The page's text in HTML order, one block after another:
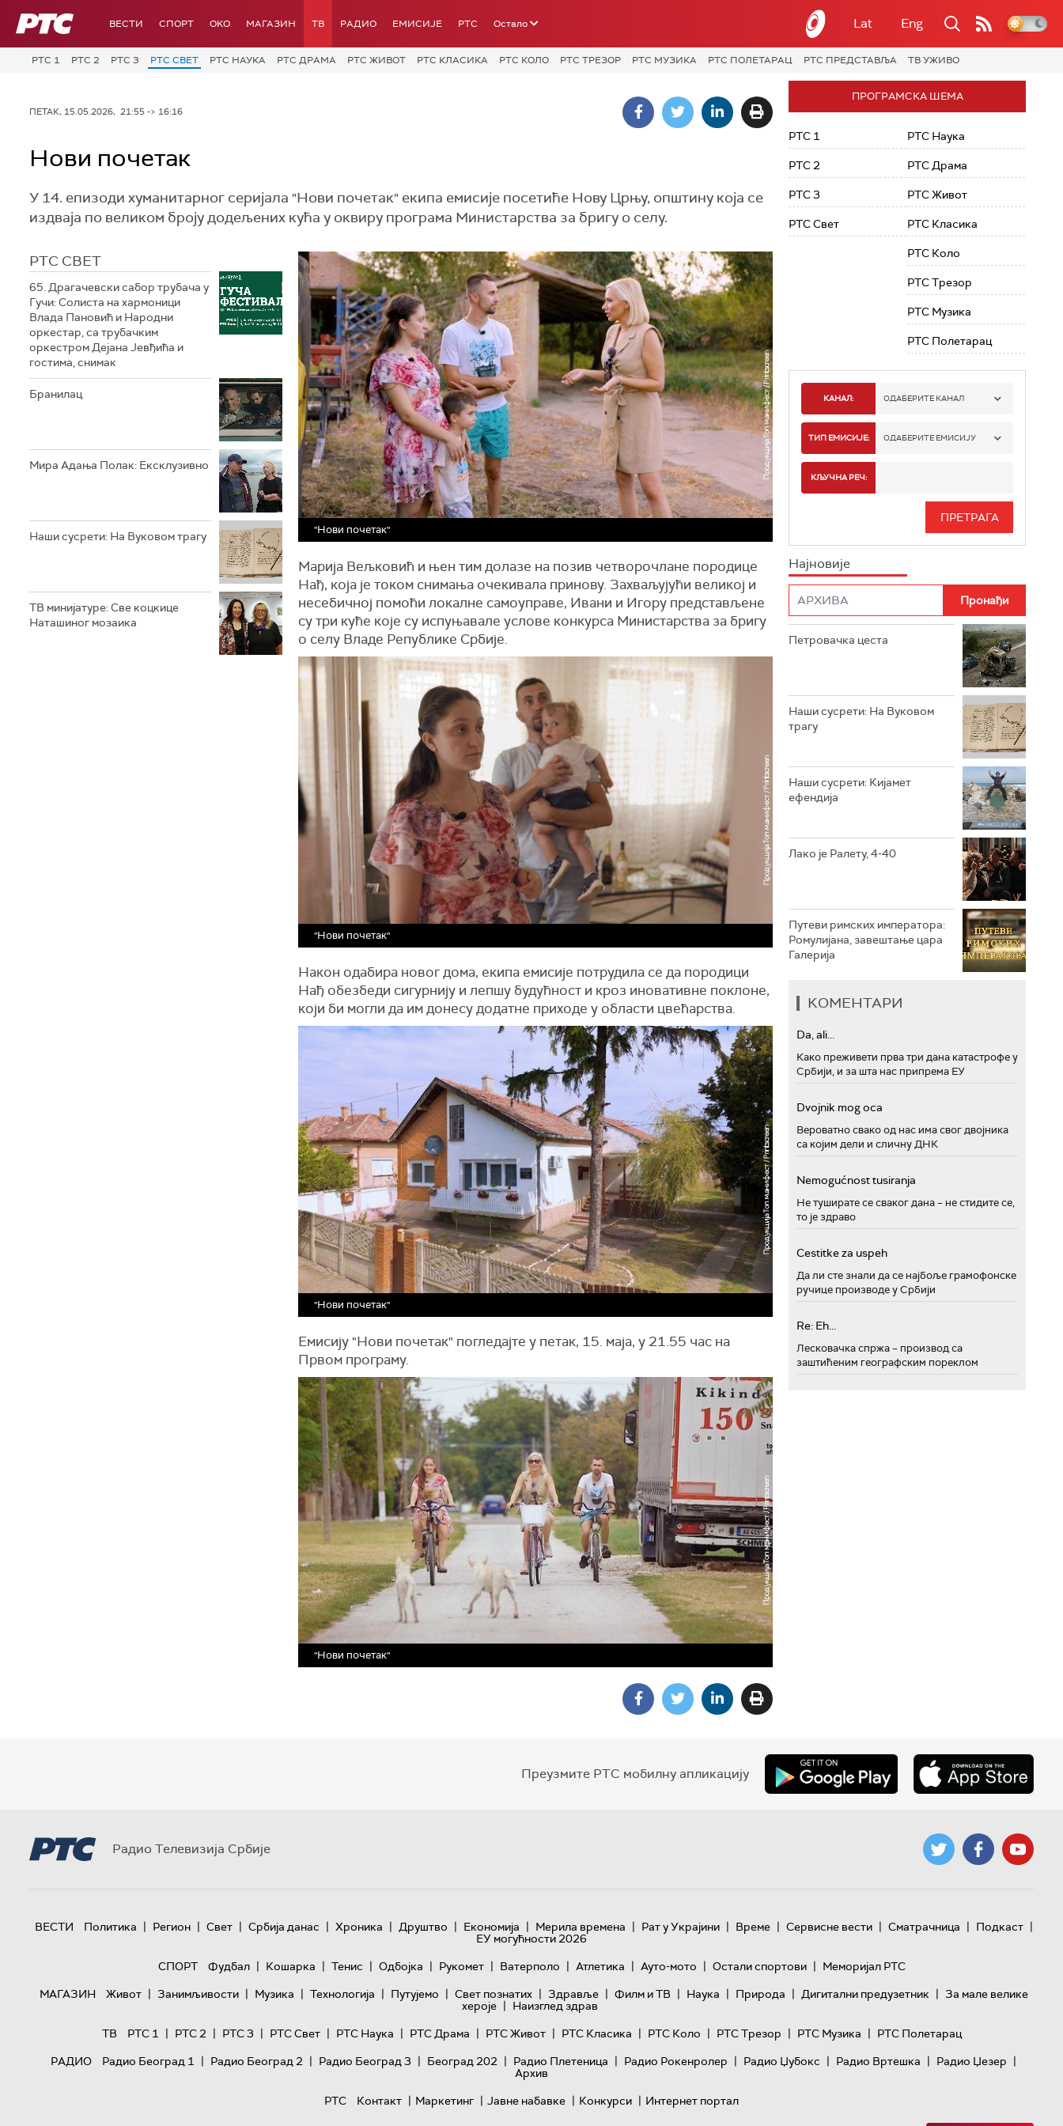
РТС ВЕСТИ СПОРТ OKO МАГАЗИН ТВ РАДИО ЕМИСИЈЕ РТС Остало Lat Eng
РТС 1 РТС 2 РТС 3 РТС СВЕТ РТС НАУКА РТС ДРАМА РТС ЖИВОТ РТС КЛАСИКА РТС КОЛО РТС ТРЕЗОР РТС МУЗИКА РТС ПОЛЕТАРАЦ РТС ПРЕДСТАВЉА ТВ УЖИВО
ПЕТАК, 15.05.2026, 21:55 -> 16:16
Нови почетак
У 14. епизоди хуманитарног серијала "Нови почетак" екипа емисије посетиће Нову Црњу, општину која се
издваја по великом броју додељених кућа у оквиру програма Министарства за бригу о селу.
РТС СВЕТ
65. Драгачевски сабор трубача у
Гучи: Солиста на хармоници
Влада Пановић и Народни
оркестар, са трубачким
оркестром Дејана Јевђића и
гостима, снимак
Бранилац
Мира Адања Полак: Ексклузивно
Наши сусрети: На Вуковом трагу
ТВ минијатуре: Све коцкице
Наташиног мозаика
"Нови почетак"
Марија Вељковић и њен тим долазе на позив четворочлане породице
Нађ, која је током снимања очекивала принову. Захваљујући великој и
несебичној помоћи локалне самоуправе, Ивани и Игору представљене
су три куће које су испуњавале услове конкурса Министарства за бригу
о селу Владе Републике Србије.
"Нови почетак"
Након одабира новог дома, екипа емисије потрудила се да породици
Нађ обезбеди сигурнију и лепшу будућност и кроз иновативне поклоне,
који би могли да им донесу додатне приходе у области цвећарства.
"Нови почетак"
Емисију "Нови почетак" погледајте у петак, 15. маја, у 21.55 час на
Првом програму.
"Нови почетак"
ПРОГРАМСКА ШЕМА
РТС 1
РТС 2
РТС 3
РТС Свет
РТС Наука
РТС Драма
РТС Живот
РТС Класика
РТС Коло
РТС Трезор
РТС Музика
РТС Полетарац
КАНАЛ: ОДАБЕРИТЕ КАНАЛ
РТС 1
РТС 3
РТС КЛАСИКА
РТС ПОЛЕТАРАЦ
ТИП ЕМИСИЈЕ: ОДАБЕРИТЕ ЕМИСИЈУ
КЉУЧНА РЕЧ:
Најновије
Петровачка цеста
Наши сусрети: На Вуковом
трагу
Наши сусрети: Кијамет
ефендија
Лако је Ралету, 4-40
Путеви римских императора:
Ромулијана, завештање цара
Галерија
КОМЕНТАРИ
Da, ali...
Како преживети прва три дана катастрофе у
Србији, и за шта нас припрема ЕУ
Dvojnik mog oca
Вероватно свако од нас има свог двојника
са којим дели и сличну ДНК
Nemogućnost tusiranja
Не туширате се сваког дана – не стидите се,
то је здраво
Cestitke za uspeh
Да ли сте знали да се најбоље грамофонске
ручице производе у Србији
Re: Eh...
Лесковачка спржа – производ са
заштићеним географским пореклом
Преузмите РТС мобилну апликацију
Радио Телевизија Србије
ВЕСТИ Политика | Регион | Свет | Србија данас | Хроника | Друштво | Економија | Мерила времена | Рат у Украјини | Време | Сервисне вести | Сматрачница | Подкаст |
ЕУ могућности 2026
СПОРТ
Фудбал | Кошарка | Тенис | Одбојка | Рукомет | Ватерполо | Атлетика | Ауто-мото | Остали спортови | Меморијал РТС
МАГАЗИН
Живот | Занимљивости | Музика | Технологијa | Путујемо | Свет познатих | Здравље | Филм и ТВ | Наука | Природа | Дигитални предузетник | За мале велике
хероје | Наизглед здрав
ТВ
РТС 1 | РТС 2 | РТС 3 | РТС Свет | РТС Наука | РТС Драма | РТС Живот | РТС Класика | РТС Коло | РТС Трезор | РТС Музика | РТС Полетарац
РАДИО
Радио Београд 1 | Радио Београд 2 | Радио Београд 3 | Београд 202 | Радио Плетеница | Радио Рокенролер | Радио Џубокс | Радио Вртешка | Радио Џезер |
Архив
РТС
Контакт | Маркетинг | Јавне набавке | Конкурси | Интернет портал